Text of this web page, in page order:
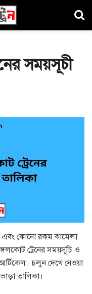
সময়সূচী
কোনো রকম ঝামেলা
ট্রেনের সময়সূচি ও
চলুন দেখে নেওয়া
তালিকা।